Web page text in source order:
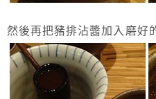
然後再把豬排沾醬加入磨好